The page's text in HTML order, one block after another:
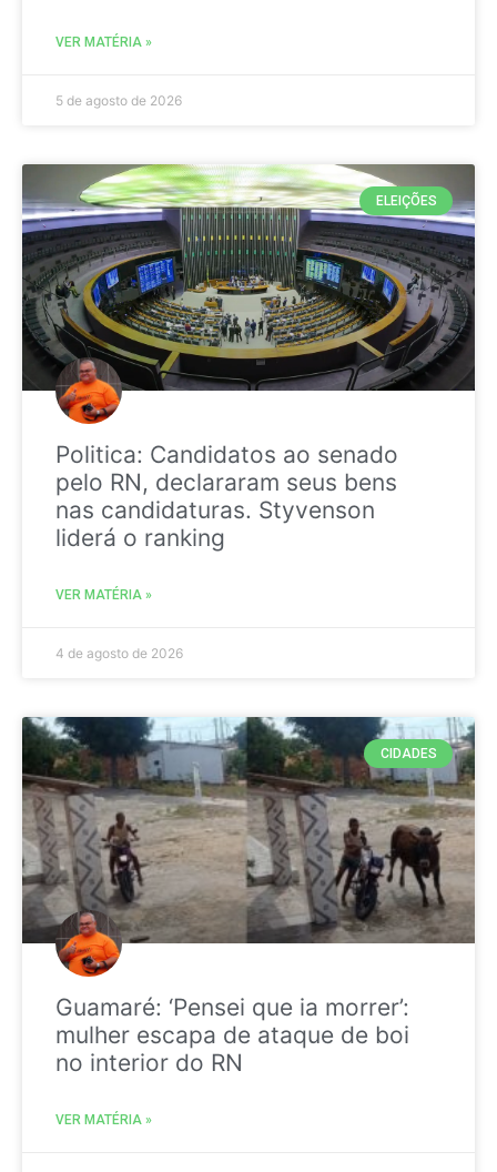
VER MATÉRIA »
5 de agosto de 2026
ELEIÇÕES
Politica: Candidatos ao senado
pelo RN, declararam seus bens
nas candidaturas. Styvenson
liderá o ranking
VER MATÉRIA »
4 de agosto de 2026
CIDADES
Guamaré: ‘Pensei que ia morrer’:
mulher escapa de ataque de boi
no interior do RN
VER MATÉRIA »